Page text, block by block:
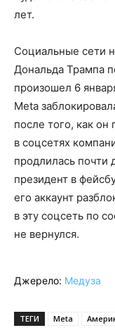
лет.
Социальные сети
Дональда Трампа
произошел 6
Meta
после того, как он
в соцсетях
продлилась почти
президент в
его аккаунт
в эту соцсеть по
не вернулся.
Джерело: Медуза
ТЕГИ Meta